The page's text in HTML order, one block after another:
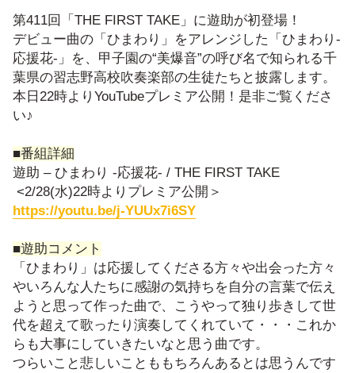
第411回「THE FIRST TAKE」に遊助が初登場！
デビュー曲の「ひまわり」をアレンジした「ひまわり-
応援花-」を、甲子園の“美爆音”の呼び名で知られる千
葉県の習志野高校吹奏楽部の生徒たちと披露します。
本日22時よりYouTubeプレミア公開！是非ご覧くださ
い♪
■番組詳細
遊助 – ひまわり -応援花- / THE FIRST TAKE
<2/28(水)22時よりプレミア公開＞
https://youtu.be/j-YUUx7i6SY
■遊助コメント
「ひまわり」は応援してくださる方々や出会った方々
やいろんな人たちに感謝の気持ちを自分の言葉で伝え
ようと思って作った曲で、こうやって独り歩きして世
代を超えて歌ったり演奏してくれていて・・・これか
らも大事にしていきたいなと思う曲です。
つらいこと悲しいことももちろんあるとは思うんです